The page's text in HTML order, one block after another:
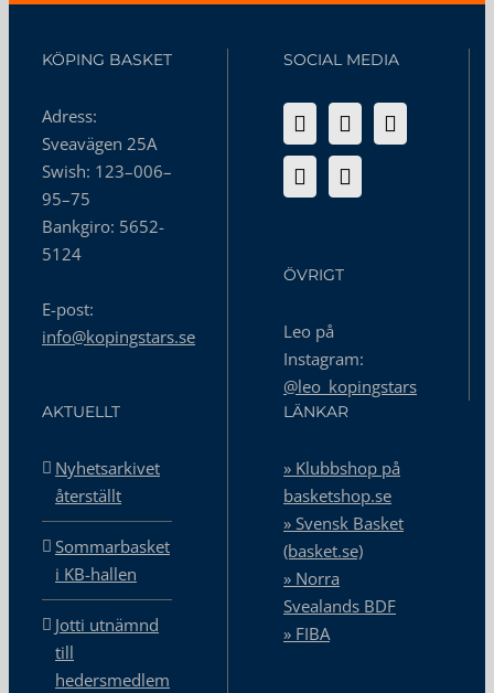
KÖPING BASKET
Adress:
Sveavägen 25A
Swish: 123–006–
95–75
Bankgiro: 5652-
5124
E-post:
info@kopingstars.se
SOCIAL MEDIA
ÖVRIGT
Leo på
Instagram:
@leo_kopingstars
AKTUELLT
Nyhetsarkivet
återställt
Sommarbasket
i KB-hallen
Jotti utnämnd
till
hedersmedlem
LÄNKAR
» Klubbshop på
basketshop.se
» Svensk Basket
(basket.se)
» Norra
Svealands BDF
» FIBA